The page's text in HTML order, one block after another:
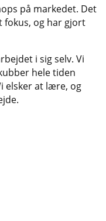
på markedet. Det
fokus, og har gjort
i sig selv. Vi
hele tiden
elsker at lære, og